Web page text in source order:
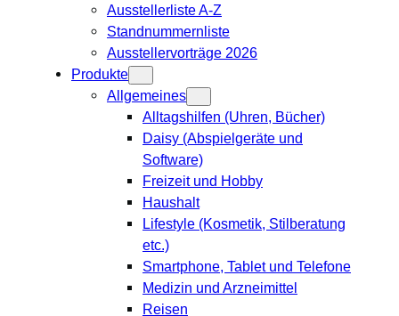
Ausstellerliste A-Z
Standnummernliste
Ausstellervorträge 2026
Produkte
Allgemeines
Alltagshilfen (Uhren, Bücher)
Daisy (Abspielgeräte und
Software)
Freizeit und Hobby
Haushalt
Lifestyle (Kosmetik, Stilberatung
etc.)
Smartphone, Tablet und Telefone
Medizin und Arzneimittel
Reisen